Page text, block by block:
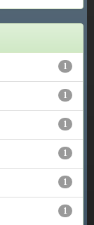
1
1
1
1
1
1